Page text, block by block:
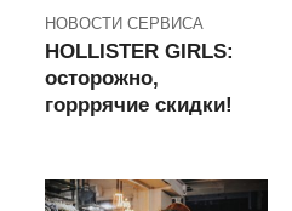
НОВОСТИ СЕРВИСА
HOLLISTER GIRLS:
осторожно,
горррячие скидки!